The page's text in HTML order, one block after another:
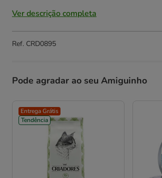
Ver descrição completa
Ref. CRD0895
Pode agradar ao seu Amiguinho
Entrega Grátis
Tendência